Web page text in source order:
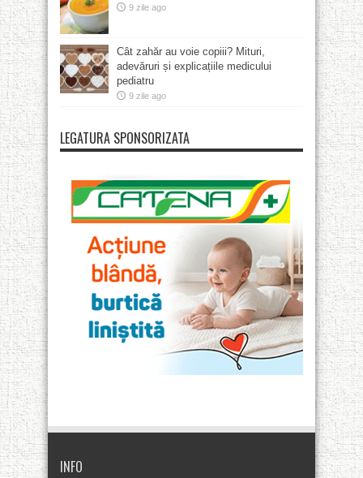
9 zile ago
Cât zahăr au voie copiii? Mituri,
adevăruri și explicațiile medicului
pediatru
9 zile ago
LEGATURA SPONSORIZATA
INFO